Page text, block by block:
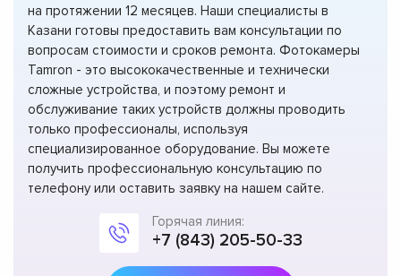
на протяжении 12 месяцев. Наши специалисты в
Казани готовы предоставить вам консультации по
вопросам стоимости и сроков ремонта. Фотокамеры
Tamron - это высококачественные и технически
сложные устройства, и поэтому ремонт и
обслуживание таких устройств должны проводить
только профессионалы, используя
специализированное оборудование. Вы можете
получить профессиональную консультацию по
телефону или оставить заявку на нашем сайте.
Горячая линия:
+7 (843) 205-50-33